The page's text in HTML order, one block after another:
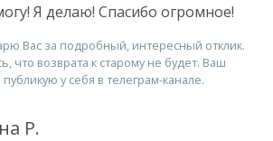
Я делаю! Спасибо огромное!
Вас за подробный, интересный отклик.
что возврата к старому не будет. Ваш
у себя в телеграм-канале.
Р.